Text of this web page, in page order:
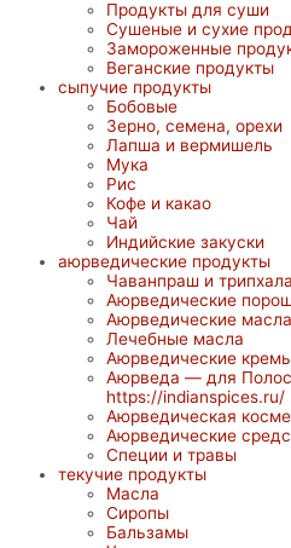
Продукты для суши
Сушеные и сухие
Замороженные
Веганские продукты
сыпучие продукты
Бобовые
Зерно, семена, орехи
Лапша и вермишель
Мука
Рис
Кофе и какао
Чай
Индийские закуски
аюрведические продукты
Чаванпраш и трипхала
Аюрведические
Аюрведические масла
Лечебные масла
Аюрведические
Аюрведа — для
https://indianspices.ru/
Аюрведическая
Аюрведические
Специи и травы
текучие продукты
Масла
Сиропы
Бальзамы